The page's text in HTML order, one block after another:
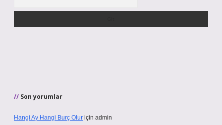
Son yorumlar
Hangi Ay Hangi Burç Olur için admin